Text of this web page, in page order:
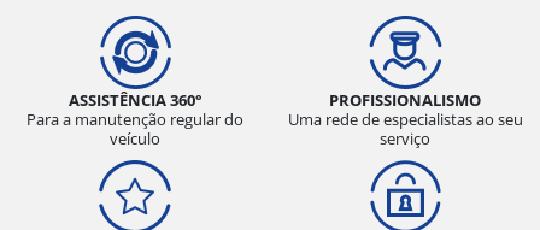
ASSISTÊNCIA 360°
Para a manutenção regular do
veículo
PROFISSIONALISMO
Uma rede de especialistas ao seu
serviço